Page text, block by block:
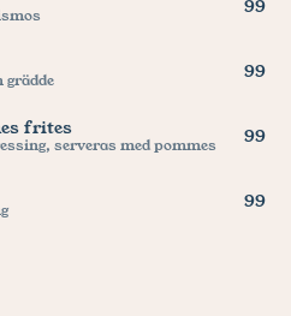
99
grädde 99
frites
serveras med pommes 99
99